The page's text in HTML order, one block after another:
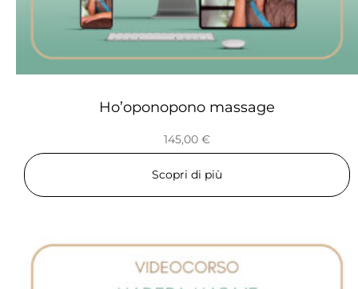
Ho’oponopono massage
145,00 €
Scopri di più